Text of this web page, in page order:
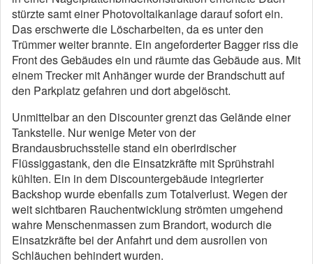
stürzte samt einer Photovoltaikanlage darauf sofort ein.
Das erschwerte die Löscharbeiten, da es unter den
Trümmer weiter brannte. Ein angeforderter Bagger riss die
Front des Gebäudes ein und räumte das Gebäude aus. Mit
einem Trecker mit Anhänger wurde der Brandschutt auf
den Parkplatz gefahren und dort abgelöscht.
Unmittelbar an den Discounter grenzt das Gelände einer
Tankstelle. Nur wenige Meter von der
Brandausbruchsstelle stand ein oberirdischer
Flüssiggastank, den die Einsatzkräfte mit Sprühstrahl
kühlten. Ein in dem Discountergebäude integrierter
Backshop wurde ebenfalls zum Totalverlust. Wegen der
weit sichtbaren Rauchentwicklung strömten umgehend
wahre Menschenmassen zum Brandort, wodurch die
Einsatzkräfte bei der Anfahrt und dem ausrollen von
Schläuchen behindert wurden.